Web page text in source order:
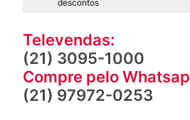
descontos
Televendas:
(21) 3095-1000
Compre pelo
(21) 97972-0253